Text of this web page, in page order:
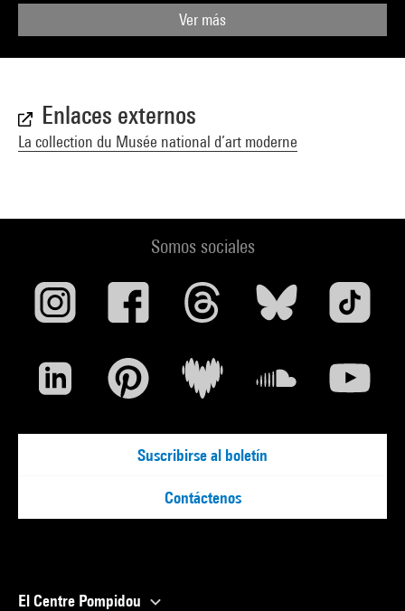
Ver más
Enlaces externos
La collection du Musée national d’art moderne
Somos sociales
Suscribirse al boletín
Contáctenos
El Centre Pompidou